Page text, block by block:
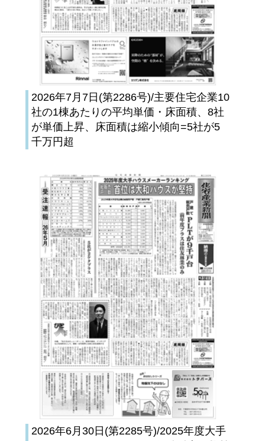
2026年7月7日(第2286号)/主要住宅企業10
社の1棟あたりの平均単価・床面積、8社
が単価上昇、床面積は縮小傾向=5社が5
千万円超
2026年6月30日(第2285号)/2025年度大手